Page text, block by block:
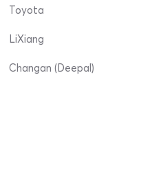
Toyota
LiXiang
Changan (Deepal)